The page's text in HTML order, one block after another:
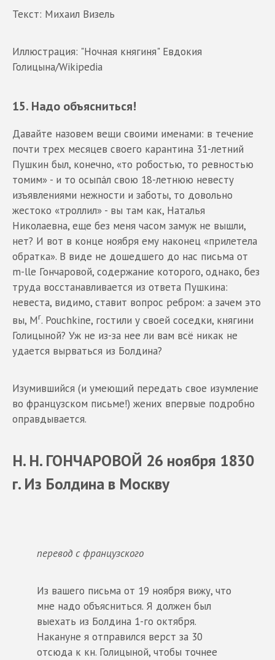
Текст: Михаил Визель
Иллюстрация: "Ночная княгиня" Евдокия
Голицына/Wikipedia
15. Надо объясниться!
Давайте назовем вещи своими именами: в течение
почти трех месяцев своего карантина 31-летний
Пушкин был, конечно, «то робостью, то ревностью
томим» - и то осыпáл свою 18-летнюю невесту
изъявлениями нежности и заботы, то довольно
жестоко «троллил» - вы там как, Наталья
Николаевна, еще без меня часом замуж не вышли,
нет? И вот в конце ноября ему наконец «прилетела
обратка». В виде не дошедшего до нас письма от
m-lle Гончаровой, содержание которого, однако, без
труда восстанавливается из ответа Пушкина:
невеста, видимо, ставит вопрос ребром: а зачем это
вы, Mr. Pouchkine, гостили у своей соседки, княгини
Голицыной? Уж не из-за нее ли вам всё никак не
удается вырваться из Болдина?
Изумившийся (и умеющий передать свое изумление
во французском письме!) жених впервые подробно
оправдывается.
Н. Н. ГОНЧАРОВОЙ 26 ноября 1830
г. Из Болдина в Москву
перевод с французского
Из вашего письма от 19 ноября вижу, что
мне надо объясниться. Я должен был
выехать из Болдина 1-го октября.
Накануне я отправился верст за 30
отсюда к кн. Голицыной, чтобы точнее